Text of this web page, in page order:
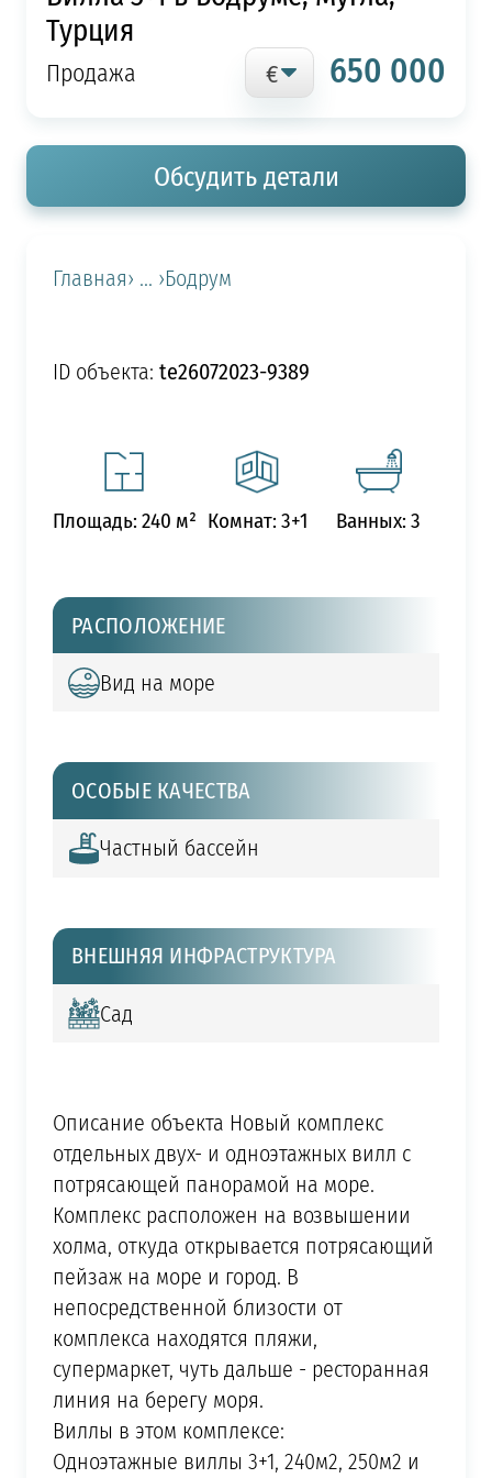
Турция
Продажа 650 000
Обсудить детали
Главная› ... ›Бодрум
ID объекта: te26072023-9389
Площадь: 240 м² Комнат: 3+1 Ванных: 3
РАСПОЛОЖЕНИЕ
Вид на море
ОСОБЫЕ КАЧЕСТВА
Частный бассейн
ВНЕШНЯЯ ИНФРАСТРУКТУРА
Сад
Описание объекта Новый комплекс
отдельных двух- и одноэтажных вилл с
потрясающей панорамой на море.
Комплекс расположен на возвышении
холма, откуда открывается потрясающий
пейзаж на море и город. В
непосредственной близости от
комплекса находятся пляжи,
супермаркет, чуть дальше - ресторанная
линия на берегу моря.
Виллы в этом комплексе:
Одноэтажные виллы 3+1, 240м2, 250м2 и